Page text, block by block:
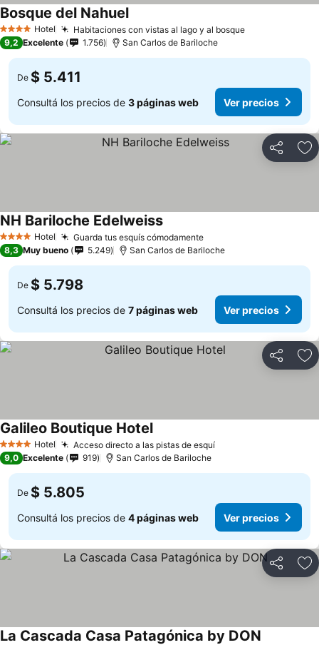
4 EstrellasHotel Habitaciones con vistas al lago y al bosque
Bosque del Nahuel
9,2 Excelente 1.756 San Carlos de Bariloche
De $ 5.411
Consultá los precios de 3 páginas web Ver precios
Compartir
4 EstrellasHotel Guarda tus esquís cómodamente
NH Bariloche Edelweiss
8,3 Muy bueno 5.249 San Carlos de Bariloche
De $ 5.798
Consultá los precios de 7 páginas web Ver precios
Compartir
4 EstrellasHotel Acceso directo a las pistas de esquí
Galileo Boutique Hotel
9,0 Excelente 919 San Carlos de Bariloche
De $ 5.805
Consultá los precios de 4 páginas web Ver precios
Compartir
La Cascada Casa Patagónica by DON